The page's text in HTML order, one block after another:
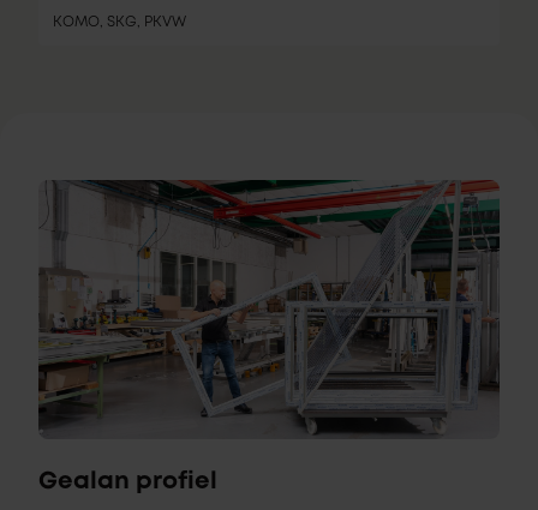
KOMO, SKG, PKVW
Gealan profiel